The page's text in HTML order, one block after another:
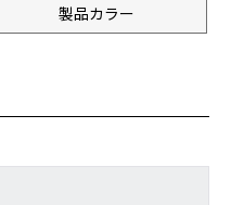
製品カラー